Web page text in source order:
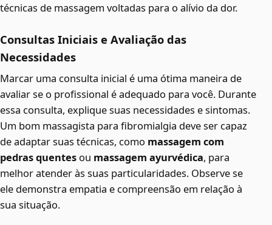
técnicas de massagem voltadas para o alívio da dor.
Consultas Iniciais e Avaliação das
Necessidades
Marcar uma consulta inicial é uma ótima maneira de
avaliar se o profissional é adequado para você. Durante
essa consulta, explique suas necessidades e sintomas.
Um bom massagista para fibromialgia deve ser capaz
de adaptar suas técnicas, como massagem com
pedras quentes ou massagem ayurvédica, para
melhor atender às suas particularidades. Observe se
ele demonstra empatia e compreensão em relação à
sua situação.